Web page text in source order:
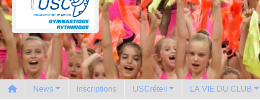
News Inscriptions USCréteil LA VIE DU CLUB